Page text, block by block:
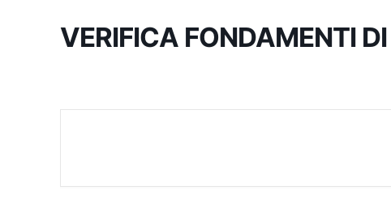
VERIFICA FONDAMENTI